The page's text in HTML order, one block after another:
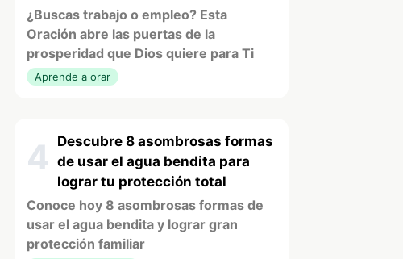
¿Buscas trabajo o empleo? Esta
Oración abre las puertas de la
prosperidad que Dios quiere para Ti
Aprende a orar
4
Descubre 8 asombrosas formas
de usar el agua bendita para
lograr tu protección total
Conoce hoy 8 asombrosas formas de
usar el agua bendita y lograr gran
protección familiar